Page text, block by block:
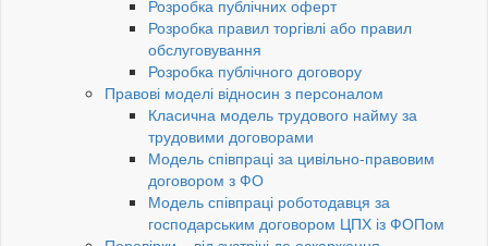
Розробка публічних оферт
Розробка правил торгівлі або правил
обслуговування
Розробка публічного договору
Правові моделі відносин з персоналом
Класична модель трудового найму за
трудовими договорами
Модель співпраці за цивільно-правовим
договором з ФО
Модель співпраці роботодавця за
господарським договором ЦПХ із ФОПом